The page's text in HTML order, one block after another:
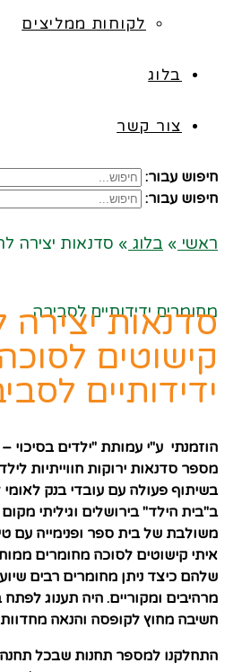
לקוחות ממליצים
בלוג
צור קשר
חיפוש עבור:
חיפוש עבור:
ראשי » בלוג » סדנאות יצירה
מחומרים ידידותיים לסביבה
סדנאות יצירה
קישוטים
ידידותיים
הוזמנתי ע"י עמותת "ילדים
מספר סדנאות ירוקות חווייתיות
בשיתוף פעולה עם עובדי בנק
ב"בית הילד" בירושלים וגיליתי
משולבת של בית ספר ופנימייה עם
איתי קישוטים לסוכה מחומרים
שלהם כיצד ניתן מחומרים רבים
מרהיבים ומקוריים. היה תענוג
חשיבה מחוץ לקופסה והנאה מחדוות
התחלקנו למספר תחנות שבכל תחנה